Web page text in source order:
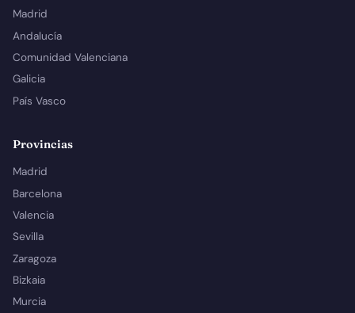
Madrid
Andalucía
Comunidad Valenciana
Galicia
País Vasco
Provincias
Madrid
Barcelona
Valencia
Sevilla
Zaragoza
Bizkaia
Murcia